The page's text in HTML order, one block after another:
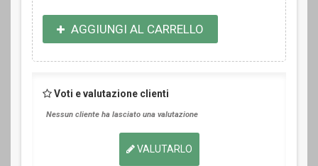
AGGIUNGI AL CARRELLO
Voti e valutazione clienti
Nessun cliente ha lasciato una valutazione
VALUTARLO